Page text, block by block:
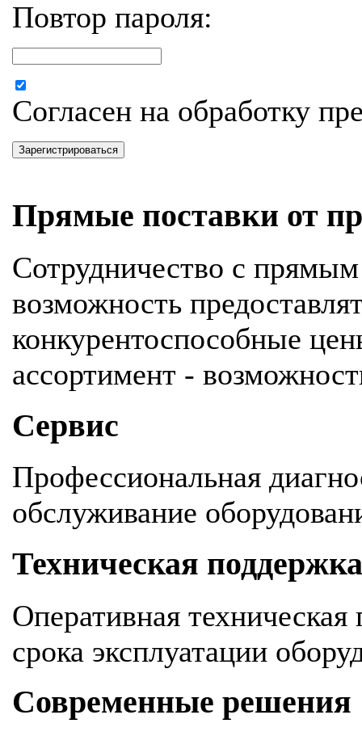
Повтор пароля:
Согласен на обработку
Зарегистрироваться
Прямые поставки от
Сотрудничество с
возможность
конкурентоспособные
ассортимент -
Сервис
Профессиональная
обслуживание
Техническая поддержка
Оперативная техническая
срока эксплуатации
Современные решения